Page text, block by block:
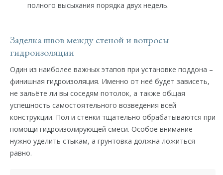
полного высыхания порядка двух недель.
Заделка швов между стеной и вопросы
гидроизоляции
Один из наиболее важных этапов при установке поддона –
финишная гидроизоляция. Именно от неё будет зависеть,
не зальёте ли вы соседям потолок, а также общая
успешность самостоятельного возведения всей
конструкции. Пол и стенки тщательно обрабатываются при
помощи гидроизолирующей смеси. Особое внимание
нужно уделить стыкам, а грунтовка должна ложиться
равно.